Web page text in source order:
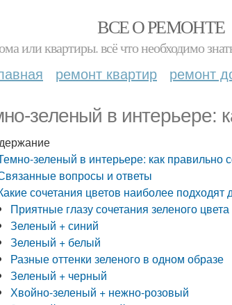
ВСЕ О РЕМОНТЕ
или квартиры. всё что необходимо
ремонт квартир ремонт
зеленый в интерьере:
зеленый в интерьере: как правильно
вопросы и ответы
сочетания цветов наиболее
Приятные глазу сочетания зеленого
Зеленый + синий
Зеленый + белый
Разные оттенки зеленого в одном образе
Зеленый + черный
Хвойно-зеленый + нежно-розовый